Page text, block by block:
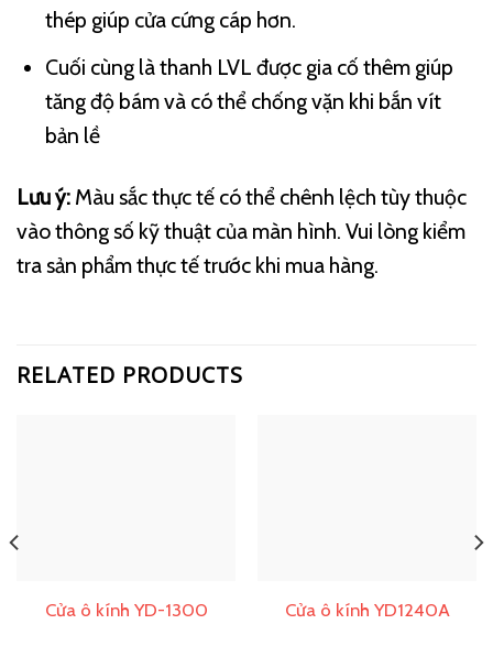
thép giúp cửa cứng cáp hơn.
Cuối cùng là thanh LVL được gia cố thêm giúp
tăng độ bám và có thể chống vặn khi bắn vít
bản lề
Lưu ý: Màu sắc thực tế có thể chênh lệch tùy thuộc
vào thông số kỹ thuật của màn hình. Vui lòng kiểm
tra sản phẩm thực tế trước khi mua hàng.
RELATED PRODUCTS
Cửa ô kính YD-1300 Cửa ô kính YD1240A